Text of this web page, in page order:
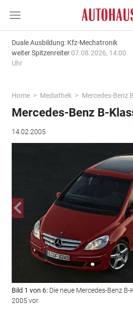
Duale Ausbildung: Kfz-Mechatronik
weiter Spitzenreiter 07.08.2026, 14:00
Uhr
Home Mediathek Mercedes-Benz
14.02.2005
Mercedes-Benz B-
Bild 1 von 6: Die neue Mercedes-Benz
2005 vor.